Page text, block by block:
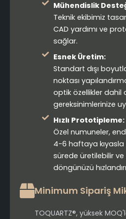
Mühendislik
Teknik ekibimiz
CAD yardımı ve
sağlar.
Esnek Üretim:
Standart dışı
noktası
optik özellikler dahil
gereksinimlerinize
Hızlı Prototipleme:
Özel numuneler,
4-6 haftaya kıyasla
sürede üretilebilir
döngünüzü
Minimum Sipariş
TOQUARTZ®, yüksek